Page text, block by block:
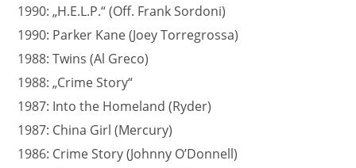
1990: „H.E.L.P.“ (Off. Frank Sordoni)
1990: Parker Kane (Joey Torregrossa)
1988: Twins (Al Greco)
1988: „Crime Story“
1987: Into the Homeland (Ryder)
1987: China Girl (Mercury)
1986: Crime Story (Johnny O’Donnell)